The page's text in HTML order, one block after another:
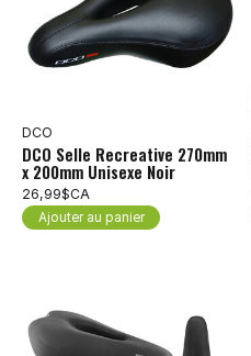
DCO
DCO Selle Recreative 270mm
x 200mm Unisexe Noir
26,99$CA
Ajouter au panier